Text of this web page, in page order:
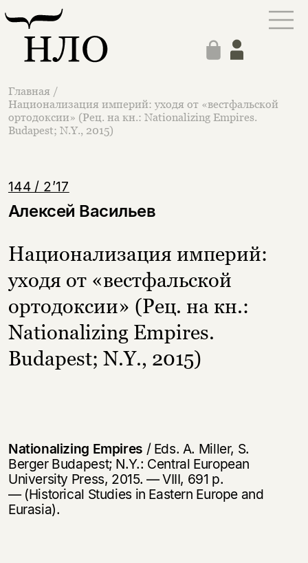
Главная /
Национализация империй: уходя от «вестфальской
ортодоксии» (Рец. на кн.: Nationalizing Empires.
Budapest; N.Y., 2015)
144 / 2’17
Алексей Васильев
Национализация империй:
уходя от «вестфальской
ортодоксии» (Рец. на кн.:
Nationalizing Empires.
Budapest; N.Y., 2015)
Nationalizing Empires / Eds. A. Miller, S.
Berger Budapest; N.Y.: Central European
University Press, 2015. — VIII, 691 p.
— (Historical Studies in Eastern Europe and
Eurasia).